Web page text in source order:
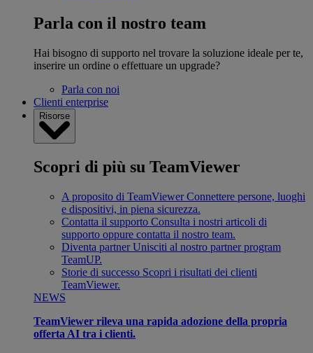
Parla con il nostro team
Hai bisogno di supporto nel trovare la soluzione ideale per te,
inserire un ordine o effettuare un upgrade?
Parla con noi
Clienti enterprise
Risorse
Scopri di più su TeamViewer
A proposito di TeamViewer Connettere persone, luoghi
e dispositivi, in piena sicurezza.
Contatta il supporto Consulta i nostri articoli di
supporto oppure contatta il nostro team.
Diventa partner Unisciti al nostro partner program
TeamUP.
Storie di successo Scopri i risultati dei clienti
TeamViewer.
NEWS
TeamViewer rileva una rapida adozione della propria
offerta AI tra i clienti.